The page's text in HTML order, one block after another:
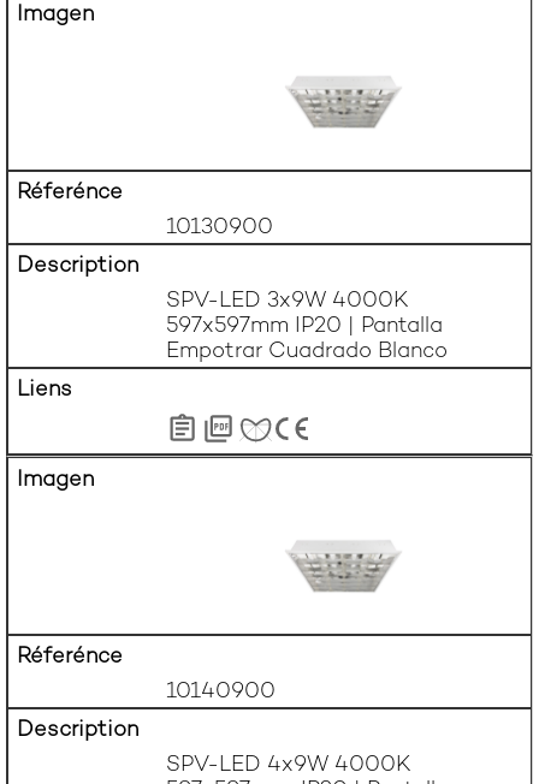
10130900
SPV-LED 3x9W 4000K
597x597mm IP20 | Pantalla
Empotrar Cuadrado Blanco
10140900
SPV-LED 4x9W 4000K